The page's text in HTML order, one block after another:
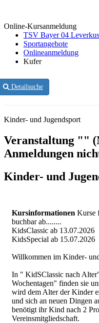
Online-Kursanmeldung
TSV Bayer 04
Sportangebote
Onlineanmeldung
Kufer
Detailsuche
Kinder- und Jugendsport
Veranstaltung ""
Anmeldungen
Kinder- und
Kursinformationen Kurse
buchbar ab........
KidsClassic ab 13.07.2026
KidsSpecial ab 15.07.2026
Willkommen im Kinder-
In " KidSClassic nach
Wochentagen" finden sie
wird dem Alter der Kinder
und sich an neuen Dingen
benötigt ihr Kind nach 2
Vereinsmitgliedschaft.